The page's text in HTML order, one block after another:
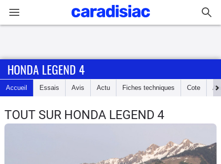
Accueil
Actu
Essais
HONDA LEGEND 4
Accueil Essais Avis Actu Fiches techniques Cote
TOUT SUR HONDA LEGEND 4